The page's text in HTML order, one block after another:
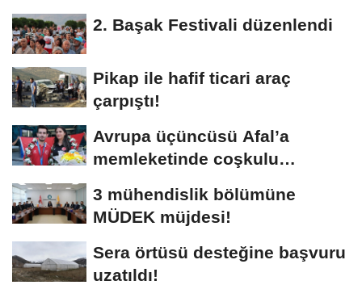
2. Başak Festivali düzenlendi
Pikap ile hafif ticari araç
çarpıştı!
Avrupa üçüncüsü Afal’a
memleketinde coşkulu
3 mühendislik bölümüne
MÜDEK müjdesi!
Sera örtüsü desteğine başvuru
uzatıldı!